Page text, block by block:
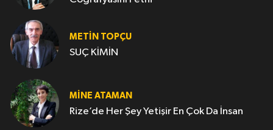
METIN TOPÇU
SUÇ KİMİN
MINE ATAMAN
Rize’de Her Şey Yetişir En Çok Da İnsan